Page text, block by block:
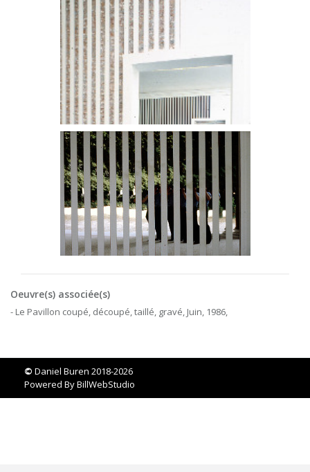
Oeuvre(s) associée(s)
- Le Pavillon coupé, découpé, taillé, gravé, Juin, 1986,
© Daniel Buren 2018-2026
Powered ByBillWebStudio